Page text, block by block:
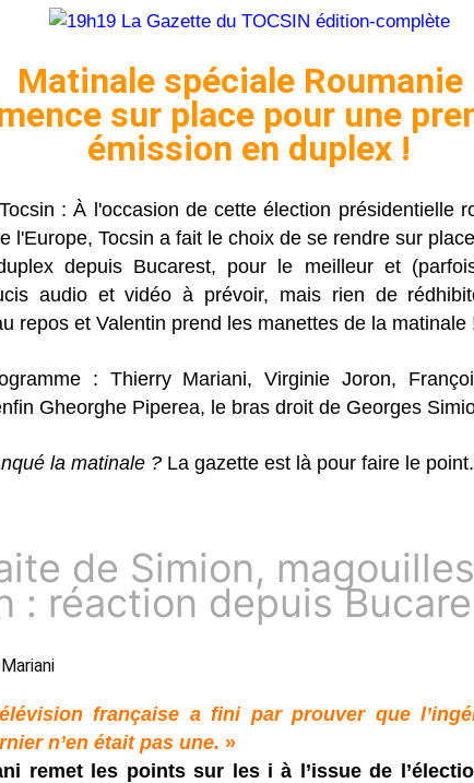
Matinale spéciale Roumanie
sur place pour une
émission en duplex !
: À l'occasion de cette élection présidentielle
l'Europe, Tocsin a fait le choix de se rendre sur
depuis Bucarest, pour le meilleur et
audio et vidéo à prévoir, mais rien de
repos et Valentin prend les manettes de la matinale
: Thierry Mariani, Virginie Joron,
Gheorghe Piperea, le bras droit de Georges
la matinale ? La gazette est là pour faire le point.
de Simion,
: réaction depuis
française a fini par prouver que
n’en était pas une. »
remet les points sur les i à l’issue de